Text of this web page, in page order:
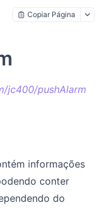
Copiar Página
jc400/pushAlarm
informações
conter
do